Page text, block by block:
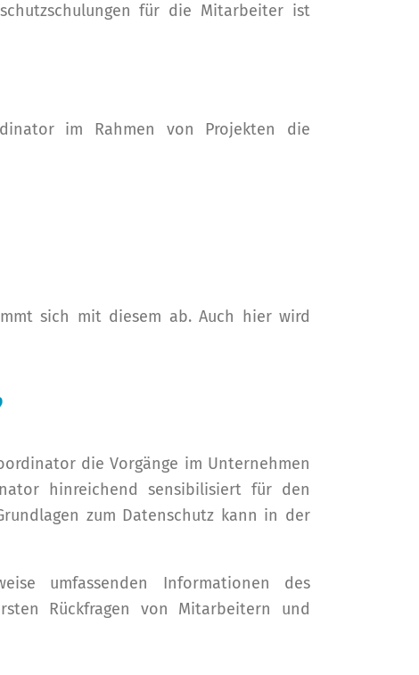
für die Mitarbeiter ist
im Rahmen von Projekten die
sich mit diesem ab. Auch hier wird
die Vorgänge im Unternehmen
hinreichend sensibilisiert für den
zum Datenschutz kann in der
umfassenden Informationen des
Rückfragen von Mitarbeitern und